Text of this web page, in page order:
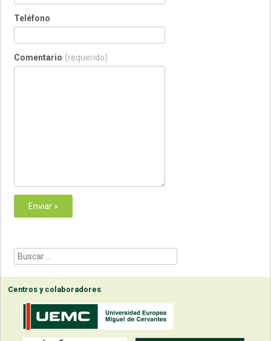
Teléfono
Comentario (requerido)
Buscar:
Centros y colaboradores